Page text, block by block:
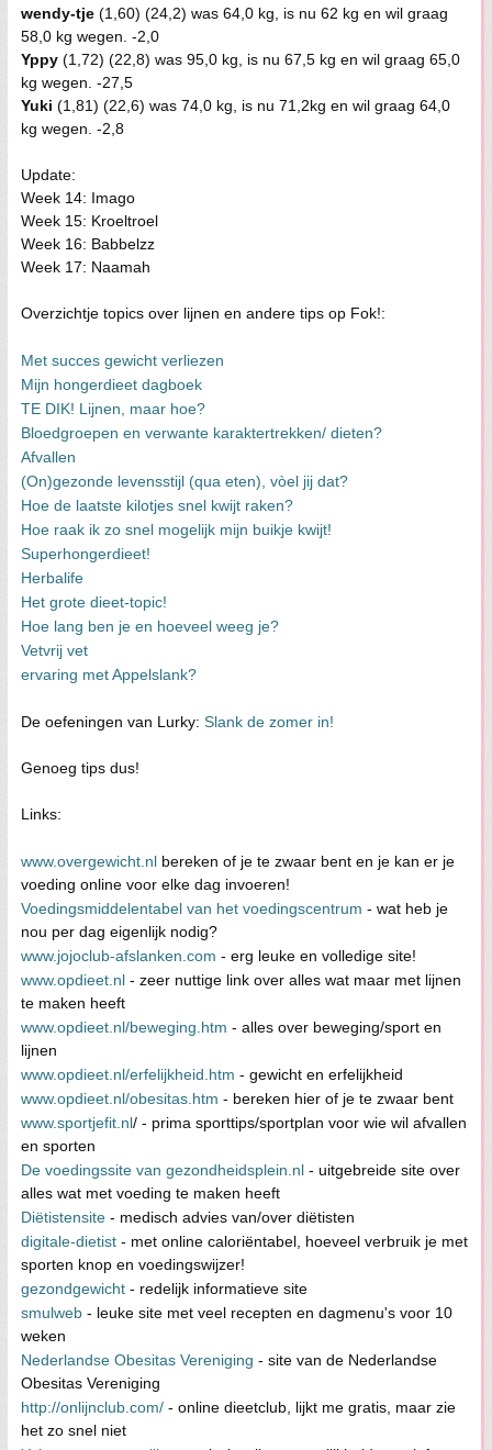
wendy-tje (1,60) (24,2) was 64,0 kg, is nu 62 kg en wil graag
58,0 kg wegen. -2,0
Yppy (1,72) (22,8) was 95,0 kg, is nu 67,5 kg en wil graag 65,0
kg wegen. -27,5
Yuki (1,81) (22,6) was 74,0 kg, is nu 71,2kg en wil graag 64,0
kg wegen. -2,8
Update:
Week 14: Imago
Week 15: Kroeltroel
Week 16: Babbelzz
Week 17: Naamah
Overzichtje topics over lijnen en andere tips op Fok!:
Met succes gewicht verliezen
Mijn hongerdieet dagboek
TE DIK! Lijnen, maar hoe?
Bloedgroepen en verwante karaktertrekken/ dieten?
Afvallen
(On)gezonde levensstijl (qua eten), vòel jij dat?
Hoe de laatste kilotjes snel kwijt raken?
Hoe raak ik zo snel mogelijk mijn buikje kwijt!
Superhongerdieet!
Herbalife
Het grote dieet-topic!
Hoe lang ben je en hoeveel weeg je?
Vetvrij vet
ervaring met Appelslank?
De oefeningen van Lurky: Slank de zomer in!
Genoeg tips dus!
Links:
www.overgewicht.nl bereken of je te zwaar bent en je kan er je
voeding online voor elke dag invoeren!
Voedingsmiddelentabel van het voedingscentrum - wat heb je
nou per dag eigenlijk nodig?
www.jojoclub-afslanken.com - erg leuke en volledige site!
www.opdieet.nl - zeer nuttige link over alles wat maar met lijnen
te maken heeft
www.opdieet.nl/beweging.htm - alles over beweging/sport en
lijnen
www.opdieet.nl/erfelijkheid.htm - gewicht en erfelijkheid
www.opdieet.nl/obesitas.htm - bereken hier of je te zwaar bent
www.sportjefit.nl/ - prima sporttips/sportplan voor wie wil afvallen
en sporten
De voedingssite van gezondheidsplein.nl - uitgebreide site over
alles wat met voeding te maken heeft
Diëtistensite - medisch advies van/over diëtisten
digitale-dietist - met online caloriëntabel, hoeveel verbruik je met
sporten knop en voedingswijzer!
gezondgewicht - redelijk informatieve site
smulweb - leuke site met veel recepten en dagmenu's voor 10
weken
Nederlandse Obesitas Vereniging - site van de Nederlandse
Obesitas Vereniging
http://onlijnclub.com/ - online dieetclub, lijkt me gratis, maar zie
het zo snel niet